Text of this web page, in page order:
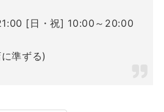
[日・祝] 10:00～20:00
準ずる)